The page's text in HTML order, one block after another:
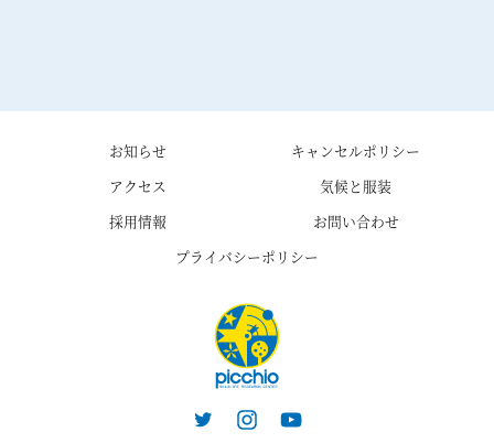
お知らせ
キャンセルポリシー
アクセス
気候と服装
採用情報
お問い合わせ
プライバシーポリシー